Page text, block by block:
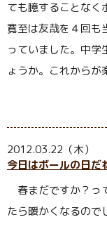
ても臆することなく
寛至は友哉を４回も
っていました。中学
ょうか。これからが
2012.03.22（木）
今日はボールの日だ
春まだですか？っ
たら暖かくなるので